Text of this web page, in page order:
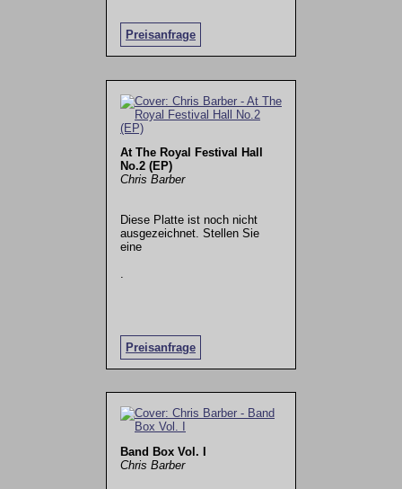
Preisanfrage
At The Royal Festival Hall
No.2 (EP)
Chris Barber
Diese Platte ist noch nicht
ausgezeichnet. Stellen Sie
eine
Preisanfrage
.
Band Box Vol. I
Chris Barber